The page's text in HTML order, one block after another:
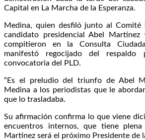
Capital en La Marcha de la Esperanza.
Medina, quien desfiló junto al Comité
candidato presidencial Abel
compitieron en la Consulta
manifestó regocijado del
convocatoria del PLD.
“Es el preludio del triunfo de Abel
Medina a los periodistas que le
que lo trasladaba.
Su afirmación confirma lo que viene
encuentros internos, que tiene plena
Martínez será el próximo Presidente de